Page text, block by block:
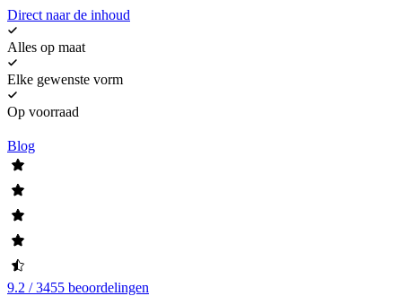
Direct naar de inhoud
Alles op maat
Elke gewenste vorm
Op voorraad
Blog
9.2 / 3455 beoordelingen